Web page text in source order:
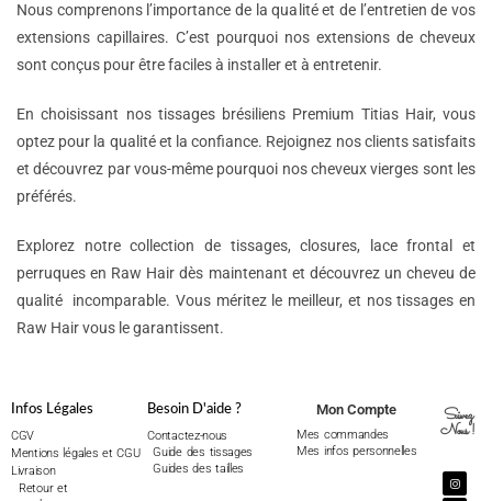
Nous comprenons l’importance de la qualité et de l’entretien de vos
extensions capillaires. C’est pourquoi nos extensions de cheveux
sont conçus pour être faciles à installer et à entretenir.
En choisissant nos tissages brésiliens Premium Titias Hair, vous
optez pour la qualité et la confiance. Rejoignez nos clients satisfaits
et découvrez par vous-même pourquoi nos cheveux vierges sont les
préférés.
Explorez notre collection de tissages, closures, lace frontal et
perruques en Raw Hair dès maintenant et découvrez un cheveu de
qualité incomparable. Vous méritez le meilleur, et nos tissages en
Raw Hair vous le garantissent.
Infos Légales
CGV
Mentions légales et CGU
Livraison
Retour et
Besoin D'aide ?
Contactez-nous
Guide des tissages
Guides des tailles
Mon Compte
Mes commandes
Mes infos personnelles
Suivez
Nous !